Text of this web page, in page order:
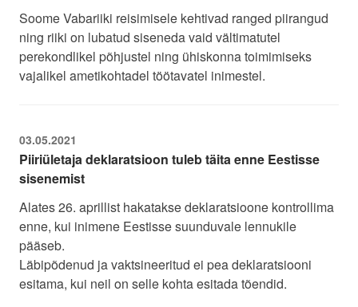
Soome Vabariiki reisimisele kehtivad ranged piirangud
ning riiki on lubatud siseneda vaid vältimatutel
perekondlikel põhjustel ning ühiskonna toimimiseks
vajalikel ametikohtadel töötavatel inimestel.
03.05.2021
Piiriületaja deklaratsioon tuleb täita enne Eestisse
sisenemist
Alates 26. aprillist hakatakse deklaratsioone kontrollima
enne, kui inimene Eestisse suunduvale lennukile
pääseb.
Läbipõdenud ja vaktsineeritud ei pea deklaratsiooni
esitama, kui neil on selle kohta esitada tõendid.